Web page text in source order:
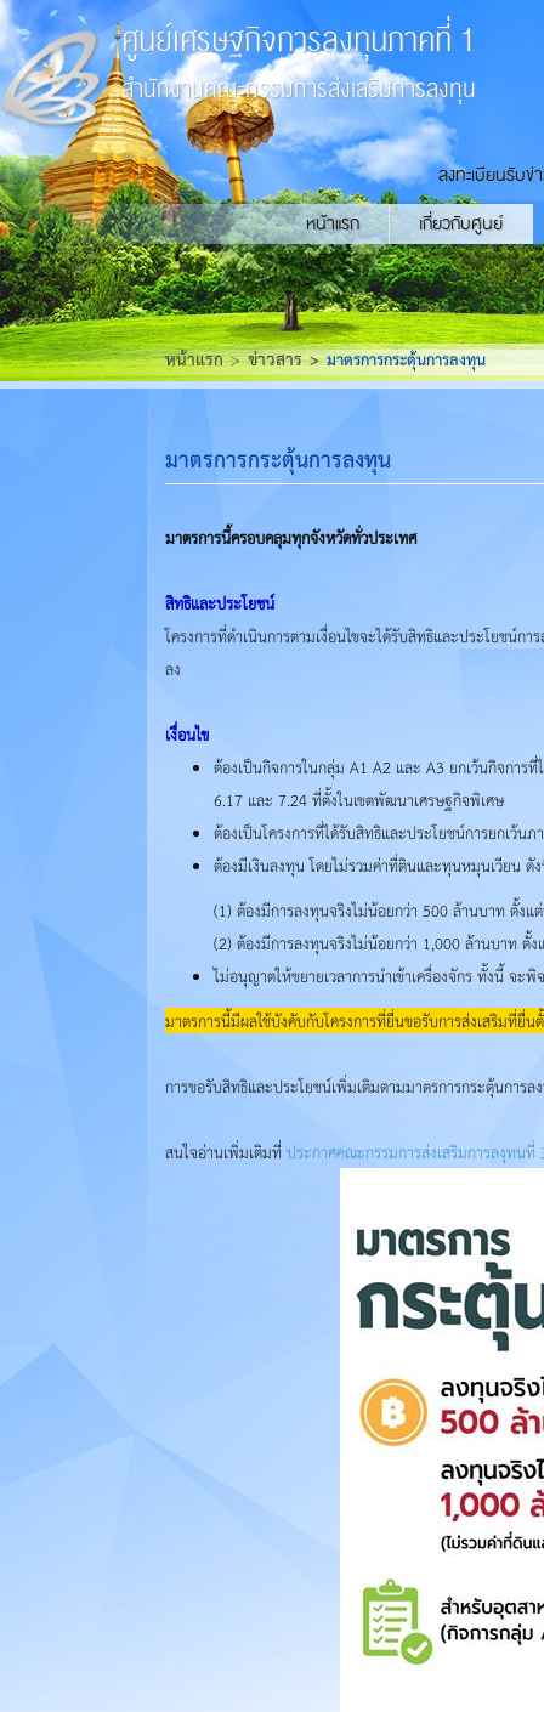
ศูนย์เศรษฐกิจการลงทุนภาคที่ 1
สำนักงานคณะกรรมการส่งเสริมการลงทุน
ลงทะเบียนรับข่
หน้าแรก
เกี่ยวกับศูนย์
หน้าแรก ข่าวสาร มาตรการกระตุ้นการลงทุน
มาตรการกระตุ้นการลงทุน
มาตรการนี้ครอบคลุมทุกจังหวัดทั่วประเทศ
สิทธิและประโยชน์
โครงการที่ดำเนินการตามเงื่อนไขจะได้รับสิทธิและประโยชน์
ลง
เงื่อนไข
ต้องเป็นกิจการในกลุ่ม A1 A2 และ A3 ยกเว้นกิจการ
6.17 และ 7.24 ที่ตั้งในเขตพัฒนาเศรษฐกิจพิเศษ
ต้องเป็นโครงการที่ได้รับสิทธิและประโยชน์การยกเว้น
ต้องมีเงินลงทุน โดยไม่รวมค่าที่ตินและทุนหมุนเวียน ดั
(1) ต้องมีการลงทุนจริงไม่น้อยกว่า 500 ล้านบาท ตั้งแต่
(2) ต้องมีการลงทุนจริงไม่น้อยกว่า 1,000 ล้านบาท ตั้ง
ไม่อนุญาตให้ขยายเวลาการนำเข้าเครื่องจักร ทั้งนี้ จะ
มาตรการนี้มีผลใช้บังคับกับโครงการที่ยื่นขอรับการส่งเสริมที่
การขอรับสิทธิและประโยชน์เพิ่มเติมตามมาตรการกระตุ้นกา
สนใจอ่านเพิ่มเติมที่ ประกาศคณะกรรมการส่งเสริมการลงุทนที่